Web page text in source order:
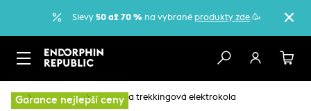
Slevy 50 až 70 % na vybrané produkty zde.🥳
Garance nejlepší ceny
… Elektrokola Městská a trekkingová elektrokola